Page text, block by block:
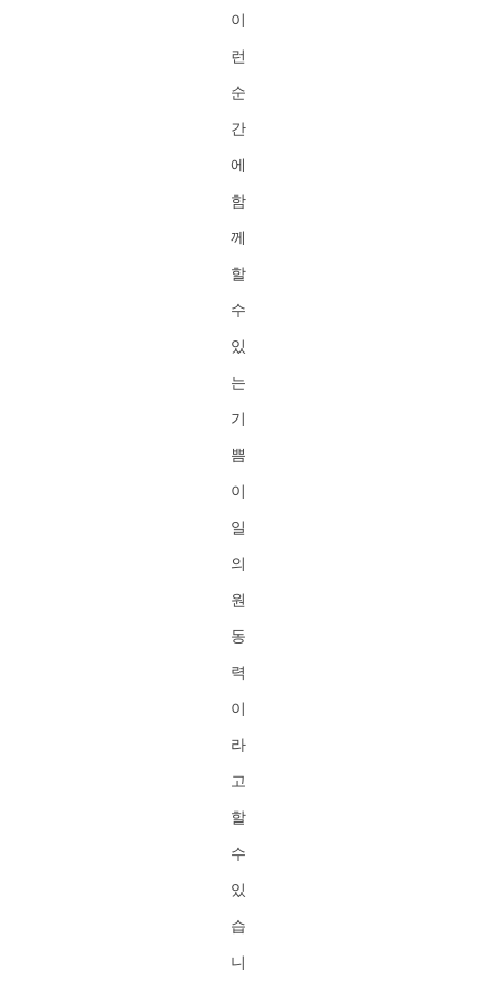
이
런
순
간
에
함
께
할
수
있
는
기
쁨
이
일
의
원
동
력
이
라
고
할
수
있
습
니